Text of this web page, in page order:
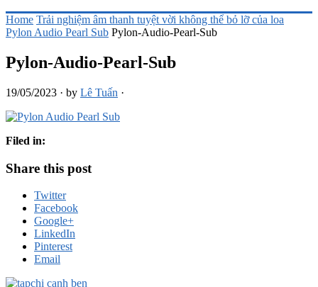
Home Trải nghiệm âm thanh tuyệt vời không thể bỏ lỡ của loa
Pylon Audio Pearl Sub Pylon-Audio-Pearl-Sub
Pylon-Audio-Pearl-Sub
19/05/2023 · by Lê Tuấn ·
Filed in:
Share this post
Twitter
Facebook
Google+
LinkedIn
Pinterest
Email